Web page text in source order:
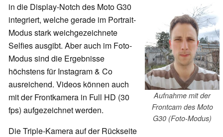
Aufnahme mit der
Frontcam des Moto
G30 (Foto-Modus)
in die Display-Notch des Moto G30
integriert, welche gerade im Portrait-
Modus stark weichgezeichnete
Selfies ausgibt. Aber auch im Foto-
Modus sind die Ergebnisse
höchstens für Instagram & Co
ausreichend. Videos können auch
mit der Frontkamera in Full HD (30
fps) aufgezeichnet werden.
Die Triple-Kamera auf der Rückseite